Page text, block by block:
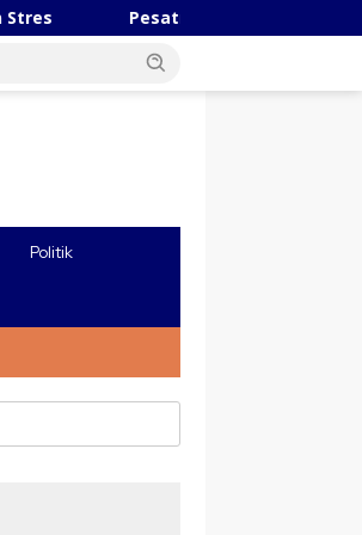
Industri AI Tiongkok, Robot
Politik